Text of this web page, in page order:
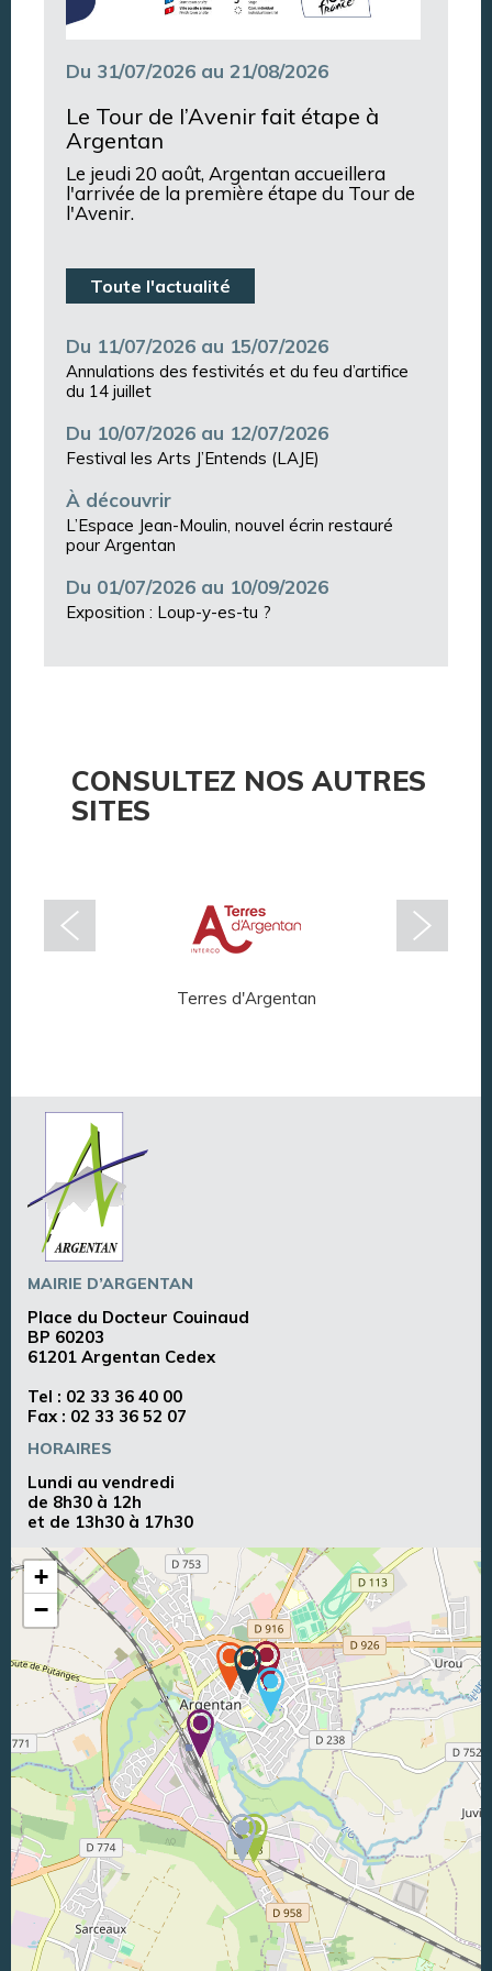
Du 31/07/2026 au 21/08/2026
Le Tour de l’Avenir fait étape à
Argentan
Le jeudi 20 août, Argentan accueillera
l'arrivée de la première étape du Tour de
l'Avenir.
Toute l'actualité
Du 11/07/2026 au 15/07/2026
Annulations des festivités et du feu d’artifice
du 14 juillet
Du 10/07/2026 au 12/07/2026
Festival les Arts J’Entends (LAJE)
À découvrir
L’Espace Jean-Moulin, nouvel écrin restauré
pour Argentan
Du 01/07/2026 au 10/09/2026
Exposition : Loup-y-es-tu ?
CONSULTEZ NOS AUTRES
SITES
Terres d'Argentan
MAIRIE D’ARGENTAN
Place du Docteur Couinaud
BP 60203
61201 Argentan Cedex
Tel : 02 33 36 40 00
Fax : 02 33 36 52 07
HORAIRES
Lundi au vendredi
de 8h30 à 12h
et de 13h30 à 17h30
+
−